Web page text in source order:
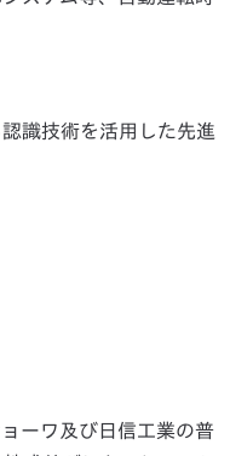
識技術を活用した先進
ーワ及び日信工業の普